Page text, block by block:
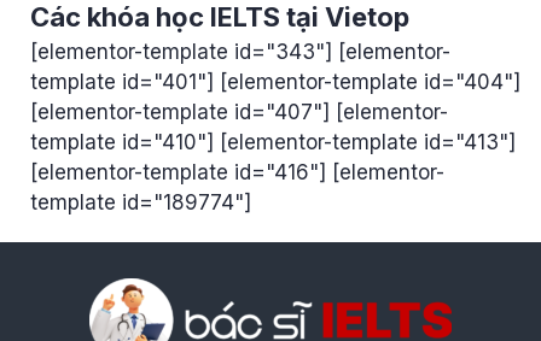
Các khóa học IELTS tại Vietop
[elementor-template id="343"] [elementor-
template id="401"] [elementor-template id="404"]
[elementor-template id="407"] [elementor-
template id="410"] [elementor-template id="413"]
[elementor-template id="416"] [elementor-
template id="189774"]